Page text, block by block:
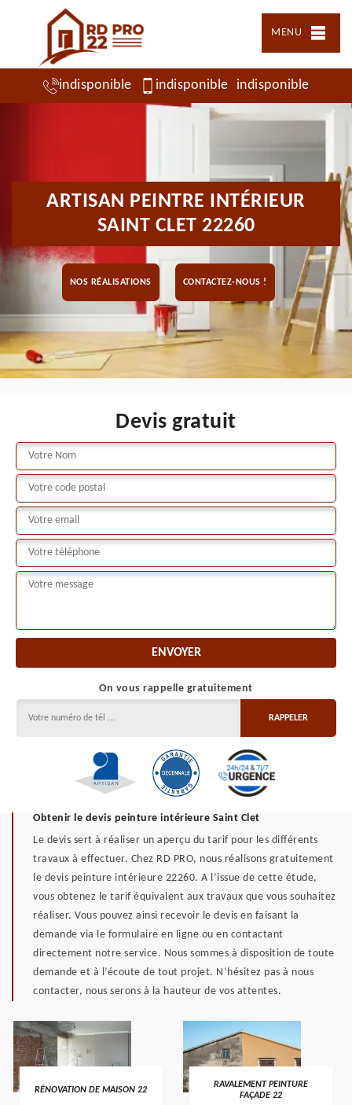
MENU
indisponible indisponible indisponible
ARTISAN PEINTRE INTÉRIEUR
SAINT CLET 22260
NOS RÉALISATIONS CONTACTEZ-NOUS !
Devis gratuit
On vous rappelle gratuitement
Obtenir le devis peinture intérieure Saint Clet
Le devis sert à réaliser un aperçu du tarif pour les différents
travaux à effectuer. Chez RD PRO, nous réalisons gratuitement
le devis peinture intérieure 22260. A l’issue de cette étude,
vous obtenez le tarif équivalent aux travaux que vous souhaitez
réaliser. Vous pouvez ainsi recevoir le devis en faisant la
demande via le formulaire en ligne ou en contactant
directement notre service. Nous sommes à disposition de toute
demande et à l’écoute de tout projet. N’hésitez pas à nous
contacter, nous serons à la hauteur de vos attentes.
RÉNOVATION DE MAISON 22
RAVALEMENT PEINTURE
FAÇADE 22